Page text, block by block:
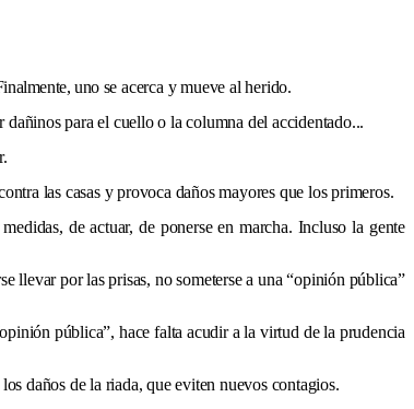
uno se acerca y mueve al herido.
para el cuello o la columna del accidentado...
las casas y provoca daños mayores que los primeros.
de actuar, de ponerse en marcha. Incluso la gente
llevar por las prisas, no someterse a una “opinión pública”
pública”, hace falta acudir a la virtud de la prudencia
daños de la riada, que eviten nuevos contagios.